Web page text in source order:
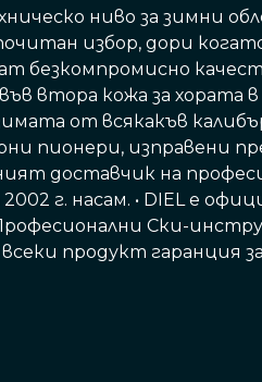
ниво за зимни
избор, дори
безкомпромисно
втора кожа за хората
от всякакъв
пионери, изправени
доставчик на
г. насам. • DIEL е
Ски-
продукт гаранция